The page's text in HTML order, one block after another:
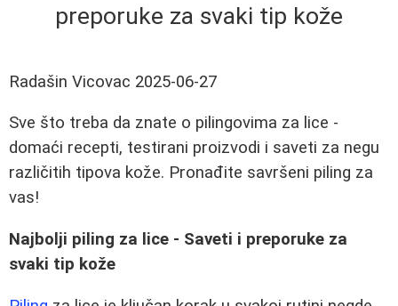
preporuke za svaki tip kože
Radašin Vicovac 2025-06-27
Sve što treba da znate o pilingovima za lice -
domaći recepti, testirani proizvodi i saveti za negu
različitih tipova kože. Pronađite savršeni piling za
vas!
Najbolji piling za lice - Saveti i preporuke za
svaki tip kože